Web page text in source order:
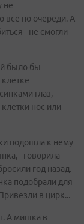
не
все по очереди. А
- не смогли
было бы
глаз,
нос или
подошла к нему
- говорила
год назад.
подобрали для
в цирк...
А мишка в